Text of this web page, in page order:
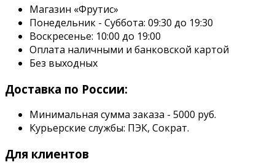
Магазин «Фрутис»
Понедельник - Суббота: 09:30 до 19:30
Воскресенье: 10:00 до 19:00
Оплата наличными и банковской картой
Без выходных
Доставка по России:
Минимальная сумма заказа - 5000 руб.
Курьерские службы: ПЭК, Сократ.
Для клиентов